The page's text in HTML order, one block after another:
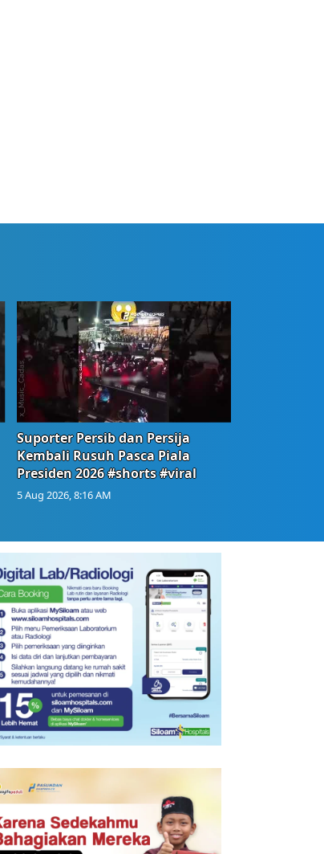
Suporter Persib dan Persija
Kembali Rusuh Pasca Piala
Presiden 2026 #shorts #viral
5 Aug 2026, 8:16 AM